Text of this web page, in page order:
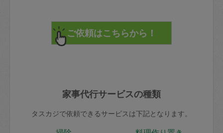
家事代行サービスの種類
タスカジで依頼できるサービスは下記となります。